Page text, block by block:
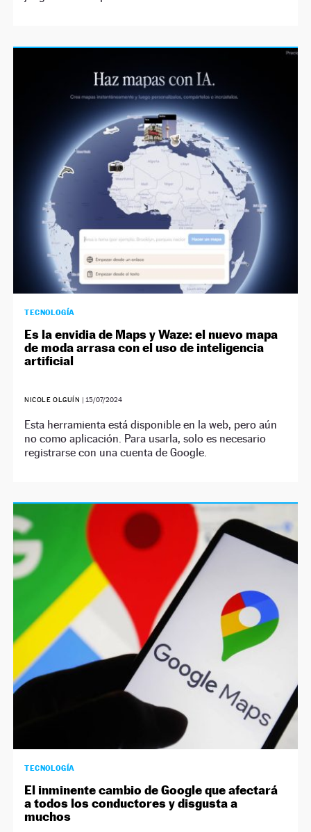
TECNOLOGÍA
Es la envidia de Maps y Waze: el nuevo mapa
de moda arrasa con el uso de inteligencia
artificial
NICOLE OLGUÍN | 15/07/2024
Esta herramienta está disponible en la web, pero aún
no como aplicación. Para usarla, solo es necesario
registrarse con una cuenta de Google.
TECNOLOGÍA
El inminente cambio de Google que afectará
a todos los conductores y disgusta a
muchos